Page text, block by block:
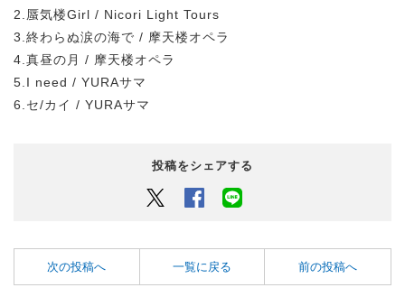
2.蜃気楼Girl / Nicori Light Tours
3.終わらぬ涙の海で / 摩天楼オペラ
4.真昼の月 / 摩天楼オペラ
5.I need / YURAサマ
6.セ/カイ / YURAサマ
投稿をシェアする
Twitter Facebook
次の投稿へ 一覧に戻る 前の投稿へ